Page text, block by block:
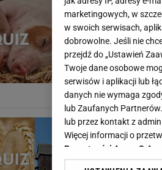
Quiz
szans!
Jeśli nigdy nie
dzisiejszym
Mieszczuchy...
NAJNOWSZE QUIZY
Wiejski
pytaniu
Przed tobą
marketingowych, w
w swoich serwisach,
dobrowolne. Jeśli nie
przejdź do „Ustawień
Twoje dane osobowe
serwisów i aplikacji lub
danych nie wymaga
lub Zaufanych
lub przez kontakt z
Więcej informacji o
Prywatności Agora S.A.